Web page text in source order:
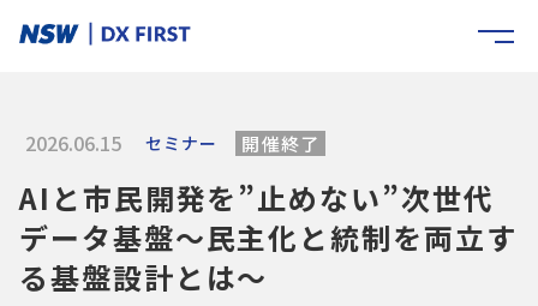
2026.06.15 セミナー 開催終了
AIと市民開発を”止めない”次世代
データ基盤～民主化と統制を両立す
る基盤設計とは～